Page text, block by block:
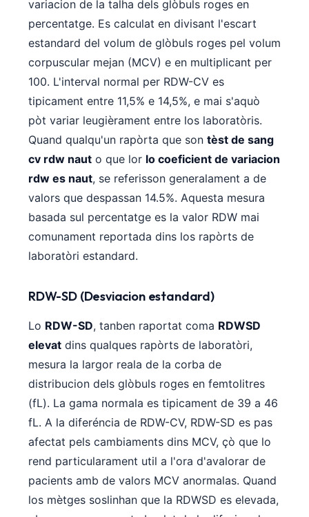
variacion de la talha dels glòbuls roges en
percentatge. Es calculat en divisant l'escart
estandard del volum de glòbuls roges pel volum
corpuscular mejan (MCV) e en multiplicant per
100. L'interval normal per RDW-CV es
tipicament entre 11,5% e 14,5%, e mai s'aquò
pòt variar leugièrament entre los laboratòris.
Quand qualqu'un rapòrta que son tèst de sang
cv rdw naut o que lor lo coeficient de variacion
rdw es naut, se referisson generalament a de
valors que despassan 14.5%. Aquesta mesura
basada sul percentatge es la valor RDW mai
comunament reportada dins los rapòrts de
laboratòri estandard.
RDW-SD (Desviacion estandard)
Lo RDW-SD, tanben raportat coma RDWSD
elevat dins qualques rapòrts de laboratòri,
mesura la largor reala de la corba de
distribucion dels glòbuls roges en femtolitres
(fL). La gama normala es tipicament de 39 a 46
fL. A la diferéncia de RDW-CV, RDW-SD es pas
afectat pels cambiaments dins MCV, çò que lo
rend particularament util a l'ora d'avalorar de
pacients amb de valors MCV anormalas. Quand
los mètges soslinhan que la RDWSD es elevada,